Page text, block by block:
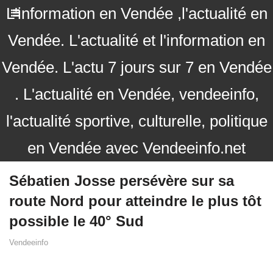
L'information en Vendée ,l'actualité en
Vendée. L'actualité et l'information en
Vendée. L'actu 7 jours sur 7 en Vendée
. L'actualité en Vendée, vendeeinfo,
l'actualité sportive, culturelle, politique
en Vendée avec Vendeeinfo.net
Sébatien Josse persévère sur sa
route Nord pour atteindre le plus tôt
possible le 40° Sud
Vendeeinfo